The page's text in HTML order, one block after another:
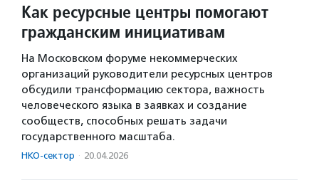
Как ресурсные центры помогают
гражданским инициативам
На Московском форуме некоммерческих
организаций руководители ресурсных центров
обсудили трансформацию сектора, важность
человеческого языка в заявках и создание
сообществ, способных решать задачи
государственного масштаба.
НКО-сектор · 20.04.2026